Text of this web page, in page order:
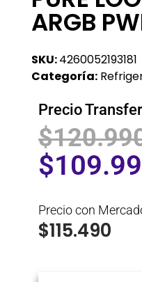
ARGB
SKU:4260052193181
Categoría:
Precio
$
$
Precio con
$115.490